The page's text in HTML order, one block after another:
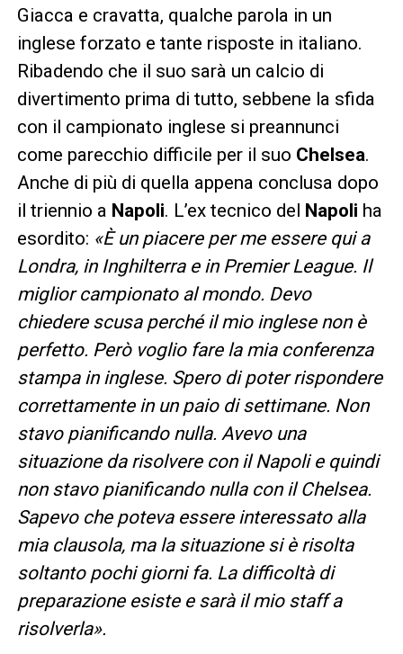
Giacca e cravatta, qualche parola in un
inglese forzato e tante risposte in italiano.
Ribadendo che il suo sarà un calcio di
divertimento prima di tutto, sebbene la sfida
con il campionato inglese si preannunci
come parecchio difficile per il suo Chelsea.
Anche di più di quella appena conclusa dopo
il triennio a Napoli. L’ex tecnico del Napoli ha
esordito: «È un piacere per me essere qui a
Londra, in Inghilterra e in Premier League. Il
miglior campionato al mondo. Devo
chiedere scusa perché il mio inglese non è
perfetto. Però voglio fare la mia conferenza
stampa in inglese. Spero di poter rispondere
correttamente in un paio di settimane. Non
stavo pianificando nulla. Avevo una
situazione da risolvere con il Napoli e quindi
non stavo pianificando nulla con il Chelsea.
Sapevo che poteva essere interessato alla
mia clausola, ma la situazione si è risolta
soltanto pochi giorni fa. La difficoltà di
preparazione esiste e sarà il mio staff a
risolverla».